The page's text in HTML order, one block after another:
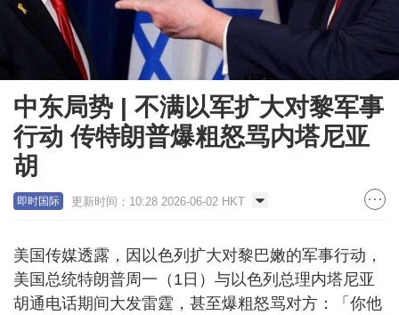
中东局势 | 不满以军扩大对黎军事
行动 传特朗普爆粗怒骂内塔尼亚
胡
即时国际 更新时间：10:28 2026-06-02 HKT
美国传媒透露，因以色列扩大对黎巴嫩的军事行动，
美国总统特朗普周一（1日）与以色列总理内塔尼亚
胡通电话期间大发雷霆，甚至爆粗怒骂对方：「你他